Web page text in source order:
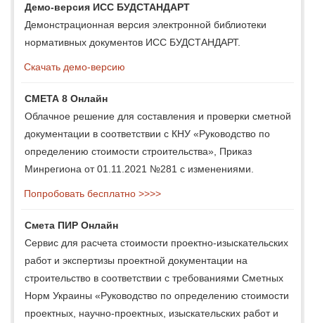
Демо-версия ИСС БУДСТАНДАРТ
Демонстрационная версия электронной библиотеки
нормативных документов ИСС БУДСТАНДАРТ.
Скачать демо-версию
СМЕТА 8 Онлайн
Облачное решение для составления и проверки сметной
документации в соответствии с КНУ «Руководство по
определению стоимости строительства», Приказ
Минрегиона от 01.11.2021 №281 с изменениями.
Попробовать бесплатно >>>>
Смета ПИР Онлайн
Сервис для расчета стоимости проектно-изыскательских
работ и экспертизы проектной документации на
строительство в соответствии с требованиями Сметных
Норм Украины «Руководство по определению стоимости
проектных, научно-проектных, изыскательских работ и